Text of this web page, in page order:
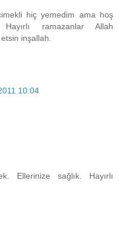
hiç yemedim ama hoş
Hayırlı ramazanlar Allah
inşallah.
10:04
Ellerinize sağlık. Hayırlı